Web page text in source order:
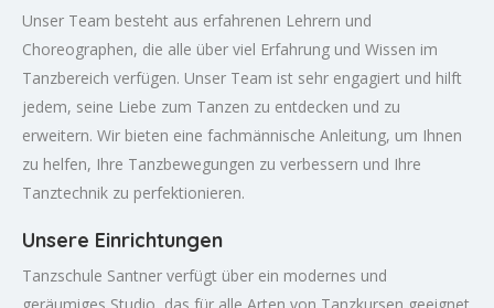
Unser Team besteht aus erfahrenen Lehrern und
Choreographen, die alle über viel Erfahrung und Wissen im
Tanzbereich verfügen. Unser Team ist sehr engagiert und hilft
jedem, seine Liebe zum Tanzen zu entdecken und zu
erweitern. Wir bieten eine fachmännische Anleitung, um Ihnen
zu helfen, Ihre Tanzbewegungen zu verbessern und Ihre
Tanztechnik zu perfektionieren.
Unsere Einrichtungen
Tanzschule Santner verfügt über ein modernes und